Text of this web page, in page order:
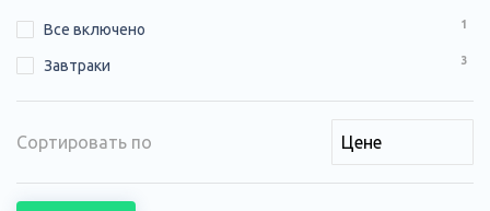
Все включено 1
Завтраки 3
Сортировать по